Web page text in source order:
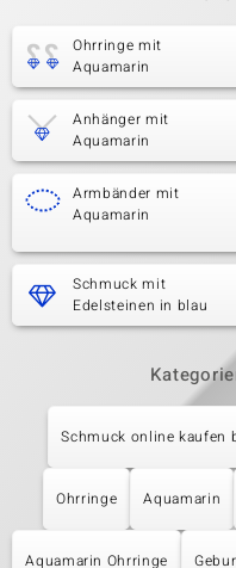
Ohrringe mit
Aquamarin
Anhänger mit
Aquamarin
Armbänder mit
Aquamarin
Schmuck mit
Edelsteinen in blau
Schmuck online kaufen
Ohrringe Aquamarin
Aquamarin Ohrringe